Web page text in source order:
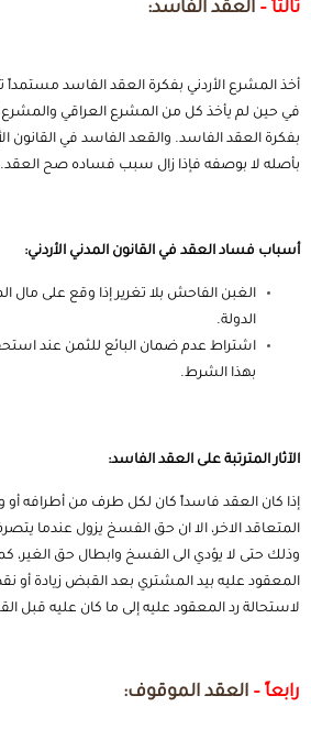
ثالثاً – العقد الفاسد:
أخذ المشرع الأردني بفكرة العقد الفاسد مستمداً
في حين لم يأخذ كل من المشرع العراقي
بفكرة العقد الفاسد. والقعد الفاسد في القانون
بأصله لا بوصفه فإذا زال سبب فساده صح العقد.
أسباب فساد العقد في القانون المدني الأردني:
الغبن الفاحش بلا تغرير إذا وقع على مال
الدولة.
اشتراط عدم ضمان البائع للثمن عند
بهذا الشرط.
الآثار المترتبة على العقد الفاسد:
إذا كان العقد فاسداً كان لكل طرف من أطرافه
المتعاقد الاخر، الا ان حق الفسخ يزول عندما
وذلك حتى لا يؤدي الى الفسخ وابطال حق الغير،
المعقود عليه بيد المشتري بعد القبض زيادة أو
لاستحالة رد المعقود عليه إلى ما كان عليه قبل
رابعاً – العقد الموقوف: